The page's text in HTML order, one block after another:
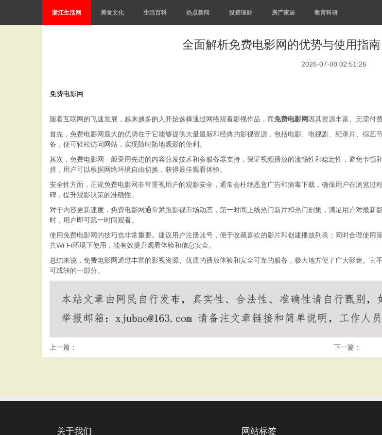
浙江生活网 美食文化 生活百科 热点新闻 投资理财 房产家居 教育科研
全面解析免费电影网的优势与使用指
2026-07-08 02:51:26
免费电影网
随着互联网的飞速发展，越来越多的人开始选择通过网络观看影视作品，而免费电影网 因其资源丰富、无需付
首先，免费电影网最大的优势在于它能够提供大量最新和经典的影视资源，包括电影、电视剧、纪录片、综
备，便可轻松访问网站，实现随时随地观影的便利。
其次，免费电影网一般采用先进的内容分发技术和多服务器支持，保证视频播放的流畅性和稳定性，避免卡
择，用户可以根据网络环境自由切换，获得最佳观看体验。
安全性方面，正规免费电影网非常重视用户的观影安全，通常会杜绝恶意广告和病毒下载，确保用户在浏览
碑，提升观影决策的准确性。
对于内容更新速度，免费电影网通常紧跟影视市场动态，第一时间上线热门新片和热门剧集，满足用户对最
时，用户即可第一时间观看。
使用免费电影网的技巧也非常重要。建议用户注册账号，便于收藏喜欢的影片和创建播放列表；同时合理使
共Wi-Fi环境下使用，能有效提升观看体验和信息安全。
总结来说，免费电影网通过丰富的影视资源、优质的播放体验和安全可靠的服务，极大地方便了广大影迷。
可或缺的一部分。
上一篇： 下一篇：
关于我们 网站标签